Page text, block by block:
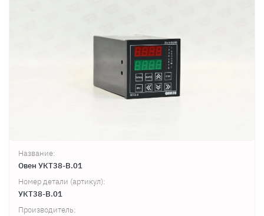
Название:
Овен УКТ38-В.01
Номер детали (артикул):
УКТ38-В.01
Производитель: